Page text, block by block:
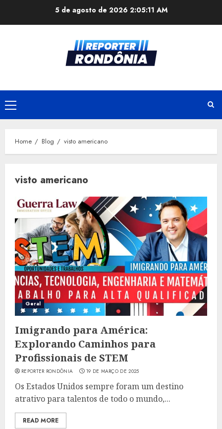
5 de agosto de 2026 2:05:12 AM
Primary
Menu
Home Blog visto americano
visto americano
Geral
Imigrando para América:
Explorando Caminhos para
Profissionais de STEM
REPORTER RONDÔNIA 19 DE MARÇO DE 2025
Os Estados Unidos sempre foram um destino
atrativo para talentos de todo o mundo,...
READ MORE